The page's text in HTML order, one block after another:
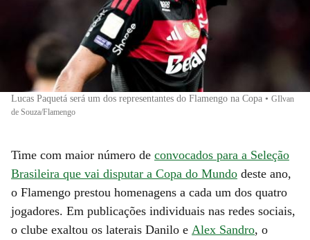
Lucas Paquetá será um dos representantes do Flamengo na Copa • GIlvan
de Souza/Flamengo
Time com maior número de convocados para a Seleção
Brasileira que vai disputar a Copa do Mundo deste ano,
o Flamengo prestou homenagens a cada um dos quatro
jogadores. Em publicações individuais nas redes sociais,
o clube exaltou os laterais Danilo e Alex Sandro, o